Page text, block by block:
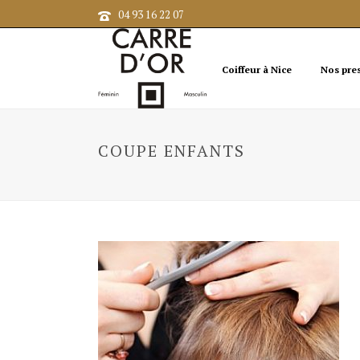
04 93 16 22 07
Coiffeur à Nice Nos
COUPE ENFANTS